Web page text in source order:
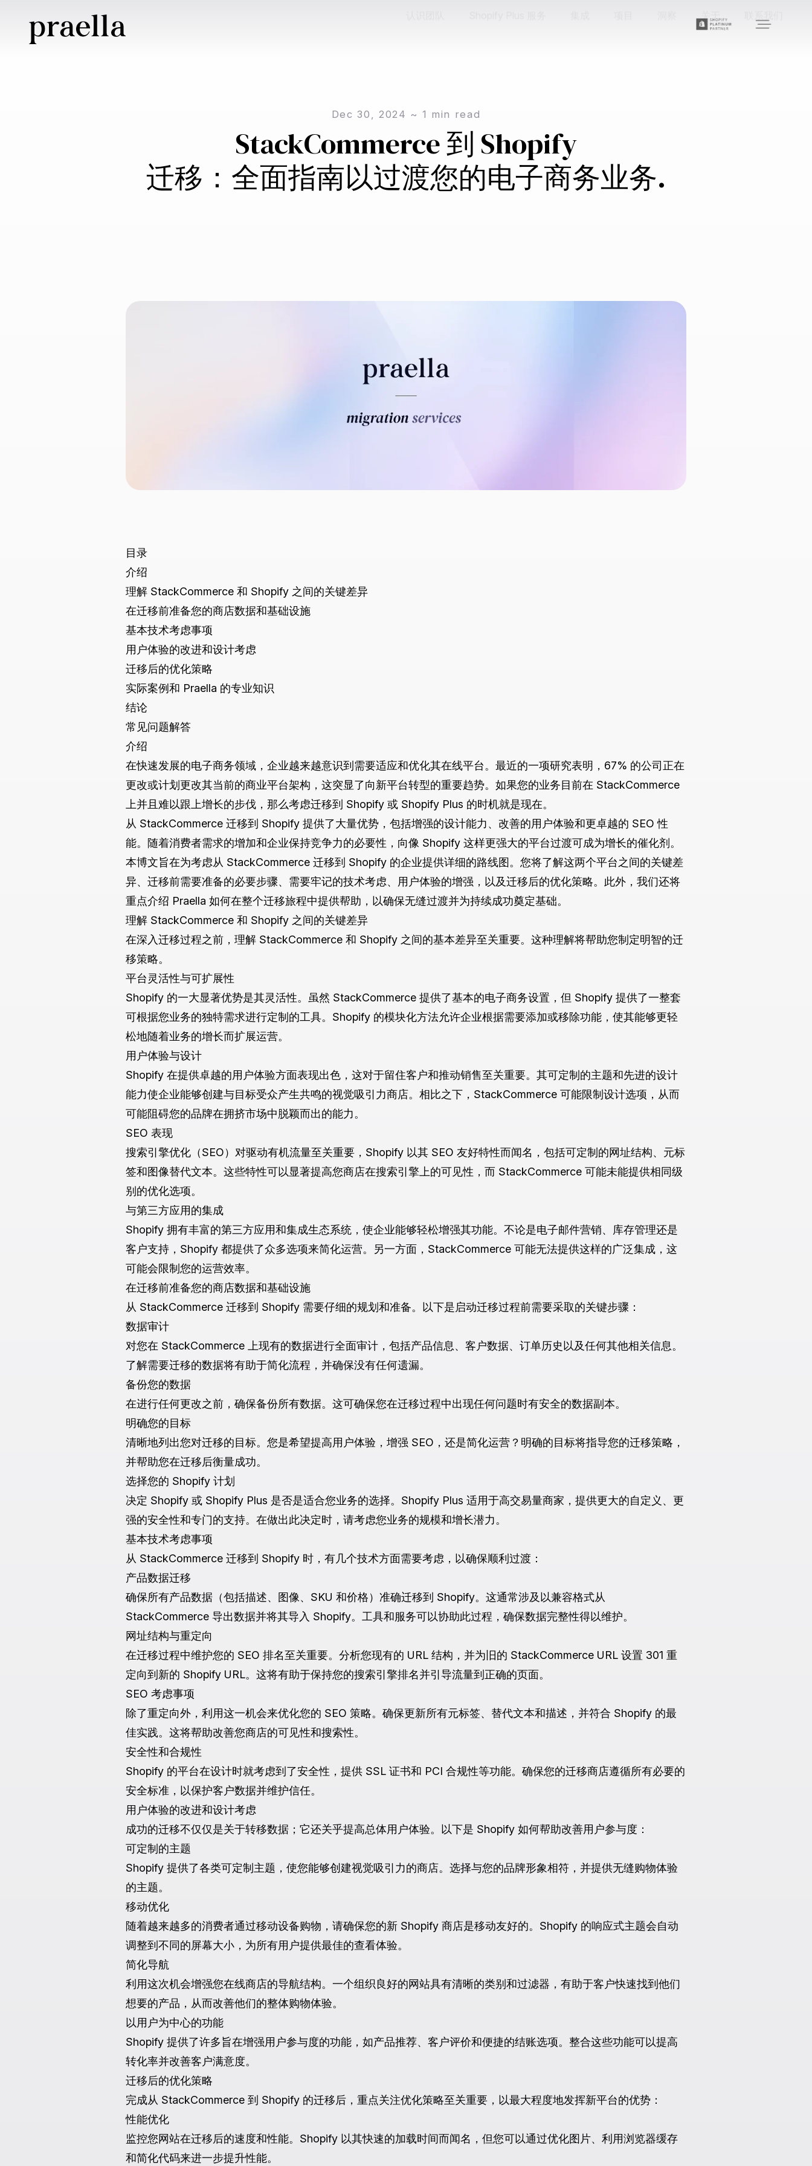
关于 联系我们
Dec 30, 2024 ~ 1 min read
StackCommerce 到 Shopify
迁移：全面指南以过渡您的电子商务业务.
目录
介绍
理解 StackCommerce 和 Shopify 之间的关键差异
在迁移前准备您的商店数据和基础设施
基本技术考虑事项
用户体验的改进和设计考虑
迁移后的优化策略
实际案例和 Praella 的专业知识
结论
常见问题解答
介绍
在快速发展的电子商务领域，企业越来越意识到需要适应和优化其在线平台。最近的一项研究表明，67% 的公司正在
更改或计划更改其当前的商业平台架构，这突显了向新平台转型的重要趋势。如果您的业务目前在 StackCommerce
上并且难以跟上增长的步伐，那么考虑迁移到 Shopify 或 Shopify Plus 的时机就是现在。
从 StackCommerce 迁移到 Shopify 提供了大量优势，包括增强的设计能力、改善的用户体验和更卓越的 SEO 性
能。随着消费者需求的增加和企业保持竞争力的必要性，向像 Shopify 这样更强大的平台过渡可成为增长的催化剂。
本博文旨在为考虑从 StackCommerce 迁移到 Shopify 的企业提供详细的路线图。您将了解这两个平台之间的关键差
异、迁移前需要准备的必要步骤、需要牢记的技术考虑、用户体验的增强，以及迁移后的优化策略。此外，我们还将
重点介绍 Praella 如何在整个迁移旅程中提供帮助，以确保无缝过渡并为持续成功奠定基础。
理解 StackCommerce 和 Shopify 之间的关键差异
在深入迁移过程之前，理解 StackCommerce 和 Shopify 之间的基本差异至关重要。这种理解将帮助您制定明智的迁
移策略。
平台灵活性与可扩展性
Shopify 的一大显著优势是其灵活性。虽然 StackCommerce 提供了基本的电子商务设置，但 Shopify 提供了一整套
可根据您业务的独特需求进行定制的工具。Shopify 的模块化方法允许企业根据需要添加或移除功能，使其能够更轻
松地随着业务的增长而扩展运营。
用户体验与设计
Shopify 在提供卓越的用户体验方面表现出色，这对于留住客户和推动销售至关重要。其可定制的主题和先进的设计
能力使企业能够创建与目标受众产生共鸣的视觉吸引力商店。相比之下，StackCommerce 可能限制设计选项，从而
可能阻碍您的品牌在拥挤市场中脱颖而出的能力。
SEO 表现
搜索引擎优化（SEO）对驱动有机流量至关重要，Shopify 以其 SEO 友好特性而闻名，包括可定制的网址结构、元标
签和图像替代文本。这些特性可以显著提高您商店在搜索引擎上的可见性，而 StackCommerce 可能未能提供相同级
别的优化选项。
与第三方应用的集成
Shopify 拥有丰富的第三方应用和集成生态系统，使企业能够轻松增强其功能。不论是电子邮件营销、库存管理还是
客户支持，Shopify 都提供了众多选项来简化运营。另一方面，StackCommerce 可能无法提供这样的广泛集成，这
可能会限制您的运营效率。
在迁移前准备您的商店数据和基础设施
从 StackCommerce 迁移到 Shopify 需要仔细的规划和准备。以下是启动迁移过程前需要采取的关键步骤：
数据审计
对您在 StackCommerce 上现有的数据进行全面审计，包括产品信息、客户数据、订单历史以及任何其他相关信息。
了解需要迁移的数据将有助于简化流程，并确保没有任何遗漏。
备份您的数据
在进行任何更改之前，确保备份所有数据。这可确保您在迁移过程中出现任何问题时有安全的数据副本。
明确您的目标
清晰地列出您对迁移的目标。您是希望提高用户体验，增强 SEO，还是简化运营？明确的目标将指导您的迁移策略，
并帮助您在迁移后衡量成功。
选择您的 Shopify 计划
决定 Shopify 或 Shopify Plus 是否是适合您业务的选择。Shopify Plus 适用于高交易量商家，提供更大的自定义、更
强的安全性和专门的支持。在做出此决定时，请考虑您业务的规模和增长潜力。
基本技术考虑事项
从 StackCommerce 迁移到 Shopify 时，有几个技术方面需要考虑，以确保顺利过渡：
产品数据迁移
确保所有产品数据（包括描述、图像、SKU 和价格）准确迁移到 Shopify。这通常涉及以兼容格式从
StackCommerce 导出数据并将其导入 Shopify。工具和服务可以协助此过程，确保数据完整性得以维护。
网址结构与重定向
在迁移过程中维护您的 SEO 排名至关重要。分析您现有的 URL 结构，并为旧的 StackCommerce URL 设置 301 重
定向到新的 Shopify URL。这将有助于保持您的搜索引擎排名并引导流量到正确的页面。
SEO 考虑事项
除了重定向外，利用这一机会来优化您的 SEO 策略。确保更新所有元标签、替代文本和描述，并符合 Shopify 的最
佳实践。这将帮助改善您商店的可见性和搜索性。
安全性和合规性
Shopify 的平台在设计时就考虑到了安全性，提供 SSL 证书和 PCI 合规性等功能。确保您的迁移商店遵循所有必要的
安全标准，以保护客户数据并维护信任。
用户体验的改进和设计考虑
成功的迁移不仅仅是关于转移数据；它还关乎提高总体用户体验。以下是 Shopify 如何帮助改善用户参与度：
可定制的主题
Shopify 提供了各类可定制主题，使您能够创建视觉吸引力的商店。选择与您的品牌形象相符，并提供无缝购物体验
的主题。
移动优化
随着越来越多的消费者通过移动设备购物，请确保您的新 Shopify 商店是移动友好的。Shopify 的响应式主题会自动
调整到不同的屏幕大小，为所有用户提供最佳的查看体验。
简化导航
利用这次机会增强您在线商店的导航结构。一个组织良好的网站具有清晰的类别和过滤器，有助于客户快速找到他们
想要的产品，从而改善他们的整体购物体验。
以用户为中心的功能
Shopify 提供了许多旨在增强用户参与度的功能，如产品推荐、客户评价和便捷的结账选项。整合这些功能可以提高
转化率并改善客户满意度。
迁移后的优化策略
完成从 StackCommerce 到 Shopify 的迁移后，重点关注优化策略至关重要，以最大程度地发挥新平台的优势：
性能优化
监控您网站在迁移后的速度和性能。Shopify 以其快速的加载时间而闻名，但您可以通过优化图片、利用浏览器缓存
和简化代码来进一步提升性能。